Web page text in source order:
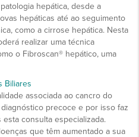
hepática, desde a
hepáticas até ao seguimento
como a cirrose hepática. Nesta
realizar uma técnica
o Fibroscan® hepático, uma
Biliares
associada ao cancro do
precoce e por isso faz
consulta especializada.
que têm aumentado a sua